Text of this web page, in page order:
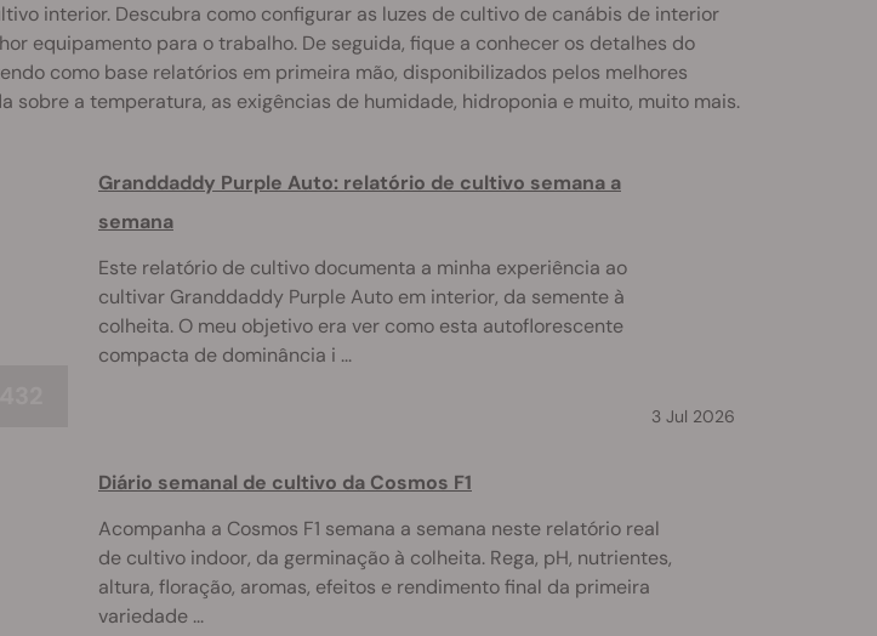
interior. Descubra como configurar as luzes de cultivo de canábis de interior
equipamento para o trabalho. De seguida, fique a conhecer os detalhes do
como base relatórios em primeira mão, disponibilizados pelos melhores
sobre a temperatura, as exigências de humidade, hidroponia e muito, muito mais.
Granddaddy Purple Auto: relatório de cultivo semana a
semana
Este relatório de cultivo documenta a minha experiência ao
cultivar Granddaddy Purple Auto em interior, da semente à
colheita. O meu objetivo era ver como esta autoflorescente
compacta de dominância i ...
3 Jul 2026
Diário semanal de cultivo da Cosmos F1
Acompanha a Cosmos F1 semana a semana neste relatório real
de cultivo indoor, da germinação à colheita. Rega, pH, nutrientes,
altura, floração, aromas, efeitos e rendimento final da primeira
variedade ...